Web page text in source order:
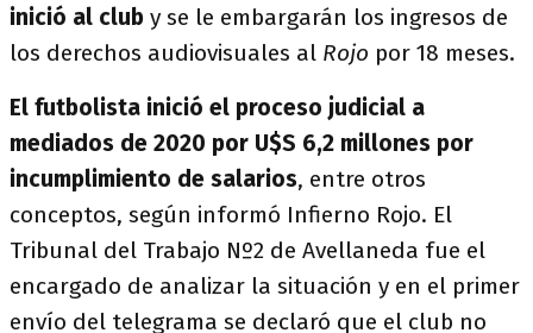
inició al club y se le embargarán los ingresos de
los derechos audiovisuales al Rojo por 18 meses.
El futbolista inició el proceso judicial a
mediados de 2020 por U$S 6,2 millones por
incumplimiento de salarios, entre otros
conceptos, según informó Infierno Rojo. El
Tribunal del Trabajo Nº2 de Avellaneda fue el
encargado de analizar la situación y en el primer
envío del telegrama se declaró que el club no